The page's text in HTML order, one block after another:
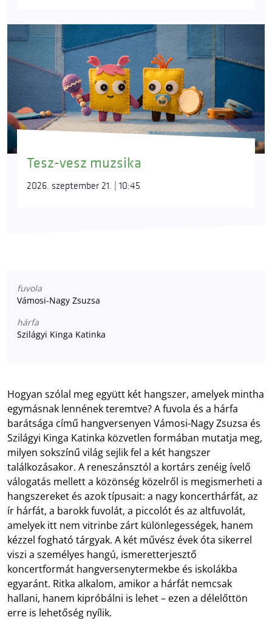
Tesz-vesz muzsika
2026. szeptember 21. | 10:45
fuvola
Vámosi-Nagy Zsuzsa
hárfa
Szilágyi Kinga Katinka
Hogyan szólal meg együtt két hangszer, amelyek mintha
egymásnak lennének teremtve? A fuvola és a hárfa
barátsága című hangversenyen Vámosi-Nagy Zsuzsa és
Szilágyi Kinga Katinka közvetlen formában mutatja meg,
milyen sokszínű világ sejlik fel a két hangszer
találkozásakor. A reneszánsztól a kortárs zenéig ívelő
válogatás mellett a közönség közelről is megismerheti a
hangszereket és azok típusait: a nagy koncerthárfát, az
ír hárfát, a barokk fuvolát, a piccolót és az altfuvolát,
amelyek itt nem vitrinbe zárt különlegességek, hanem
kézzel fogható tárgyak. A két művész évek óta sikerrel
viszi a személyes hangú, ismeretterjesztő
koncertformát hangversenytermekbe és iskolákba
egyaránt. Ritka alkalom, amikor a hárfát nemcsak
hallani, hanem kipróbálni is lehet – ezen a délelőttön
erre is lehetőség nyílik.